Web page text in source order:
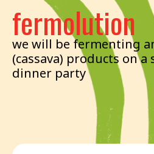
fermolution
we will be fermenting
(cassava) products on
dinner party